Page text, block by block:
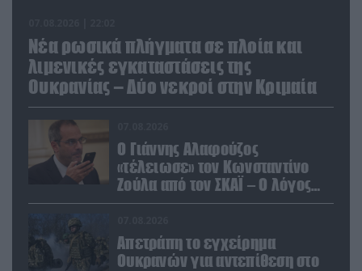
Νέα ρωσικά πλήγματα σε πλοία και
λιμενικές εγκαταστάσεις της
Ουκρανίας – Δύο νεκροί στην Κριμαία
Ο Γιάννης Αλαφούζος
«τέλειωσε» τον Κωνσταντίνο
Ζούλα από τον ΣΚΑΪ – Ο λόγος
της απομάκρυνσής του
Απετράπη το εγχείρημα
Ουκρανών για αντεπίθεση στο